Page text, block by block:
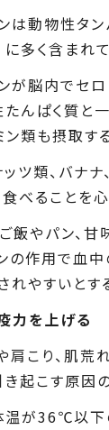
は動物性タン
多く含まれて
ンが脳内でセ
たんぱく質と
類も摂取す
ツ類、バナ
べることを
飯やパン、甘
の作用で血
やすいとす
力を上げる
こり、肌荒
起こす原因
温が36℃以